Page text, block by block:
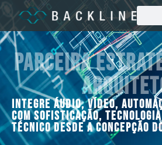
Parceira
Integre áudio, vídeo,
com sofisticação,
técnico desde a concepção